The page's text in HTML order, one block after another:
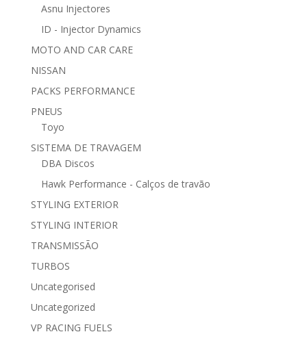
Asnu Injectores
ID - Injector Dynamics
MOTO AND CAR CARE
NISSAN
PACKS PERFORMANCE
PNEUS
Toyo
SISTEMA DE TRAVAGEM
DBA Discos
Hawk Performance - Calços de travão
STYLING EXTERIOR
STYLING INTERIOR
TRANSMISSÃO
TURBOS
Uncategorised
Uncategorized
VP RACING FUELS